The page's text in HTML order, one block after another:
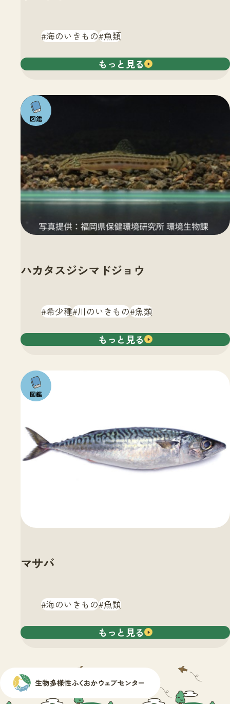
海のいきもの 魚類
もっと見る
注目の
いきも
の
ハカタスジシマドジョウ
希少種 川のいきもの 魚類
もっと見る
注目の
いきも
の
マサバ
海のいきもの 魚類
もっと見る